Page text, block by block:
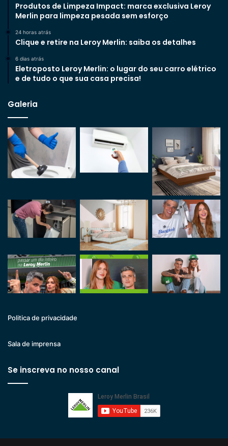
Produtos de Limpeza Impact: marca exclusiva Leroy
Merlin para limpeza pesada sem esforço
24 horas atrás
Clique e retire na Leroy Merlin: saiba os detalhes
6 dias atrás
Eletroposto Leroy Merlin: o lugar do seu carro elétrico
e de tudo o que sua casa precisa!
Galeria
Politica de privacidade
Sala de imprensa
Se inscreva no nosso canal